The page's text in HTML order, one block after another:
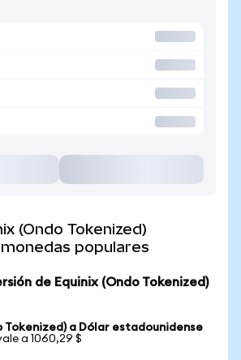
(Ondo Tokenized)
populares
de Equinix (Ondo Tokenized)
Tokenized) a Dólar estadounidense
a 1060,29 $